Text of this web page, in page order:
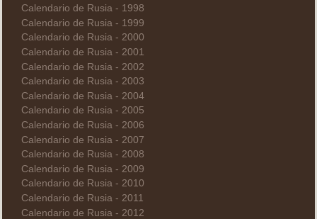
Calendario de Rusia - 1998
Calendario de Rusia - 1999
Calendario de Rusia - 2000
Calendario de Rusia - 2001
Calendario de Rusia - 2002
Calendario de Rusia - 2003
Calendario de Rusia - 2004
Calendario de Rusia - 2005
Calendario de Rusia - 2006
Calendario de Rusia - 2007
Calendario de Rusia - 2008
Calendario de Rusia - 2009
Calendario de Rusia - 2010
Calendario de Rusia - 2011
Calendario de Rusia - 2012